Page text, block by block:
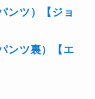
ンツ）【ジョ
ンツ裏）【エ